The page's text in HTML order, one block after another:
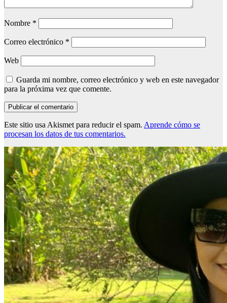
Nombre *
Correo electrónico *
Web
Guarda mi nombre, correo electrónico y web en este navegador
para la próxima vez que comente.
Este sitio usa Akismet para reducir el spam. Aprende cómo se
procesan los datos de tus comentarios.